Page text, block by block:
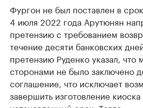
Фургон не был поставлен в
4 июля 2022 года Арутюнян
претензию с требованием
течение десяти банковских
претензию Руденко указал, что
сторонами не было заключено
соглашение, что исключает
завершить изготовление киоска